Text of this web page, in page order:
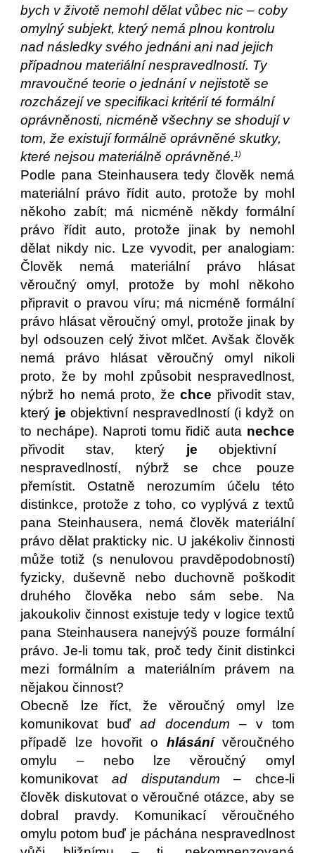
bych v životě nemohl dělat vůbec nic – coby
omylný subjekt, který nemá plnou kontrolu
nad následky svého jednáni ani nad jejich
případnou materiální nespravedlností. Ty
mravoučné teorie o jednání v nejistotě se
rozcházejí ve specifikaci kritérií té formální
oprávněnosti, nicméně všechny se shodují v
tom, že existují formálně oprávněné skutky,
které nejsou materiálně oprávněné.1)
Podle pana Steinhausera tedy člověk nemá
materiální právo řídit auto, protože by mohl
někoho zabít; má nicméně někdy formální
právo řídit auto, protože jinak by nemohl
dělat nikdy nic. Lze vyvodit, per analogiam:
Člověk nemá materiální právo hlásat
věroučný omyl, protože by mohl někoho
připravit o pravou víru; má nicméně formální
právo hlásat věroučný omyl, protože jinak by
byl odsouzen celý život mlčet. Avšak člověk
nemá právo hlásat věroučný omyl nikoli
proto, že by mohl způsobit nespravedlnost,
nýbrž ho nemá proto, žechce přivodit stav,
který je objektivní nespravedlností (i když on
to nechápe). Naproti tomu řidič auta nechce
přivodit stav, který jeobjektivní
nespravedlností, nýbrž se chce pouze
přemístit. Ostatně nerozumím účelu této
distinkce, protože z toho, co vyplývá z textů
pana Steinhausera, nemá člověk materiální
právo dělat prakticky nic. U jakékoliv činnosti
může totiž (s nenulovou pravděpodobností)
fyzicky, duševně nebo duchovně poškodit
druhého člověka nebo sám sebe. Na
jakoukoliv činnost existuje tedy v logice textů
pana Steinhausera nanejvýš pouze formální
právo. Je-li tomu tak, proč tedy činit distinkci
mezi formálním a materiálním právem na
nějakou činnost?
Obecně lze říct, že věroučný omyl lze
komunikovat buď ad docendum – v tom
případě lze hovořit o hlásánívěroučného
omylu – nebo lze věroučný omyl
komunikovat ad disputandum – chce-li
člověk diskutovat o věroučné otázce, aby se
dobral pravdy. Komunikací věroučného
omylu potom buď je páchána nespravedlnost